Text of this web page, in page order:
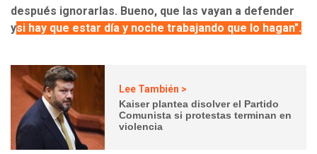
después ignorarlas. Bueno, que las vayan a defender
ysi hay que estar día y noche trabajando que lo hagan".
Lee También >
Kaiser plantea disolver el Partido
Comunista si protestas terminan en
violencia